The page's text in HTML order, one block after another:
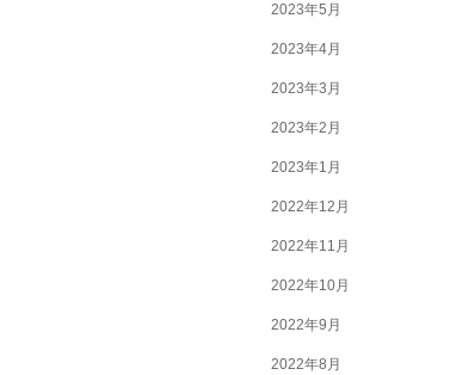
2023年5月
2023年4月
2023年3月
2023年2月
2023年1月
2022年12月
2022年11月
2022年10月
2022年9月
2022年8月